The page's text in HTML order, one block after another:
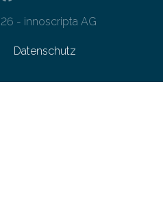
- innoscripta AG
Datenschutz